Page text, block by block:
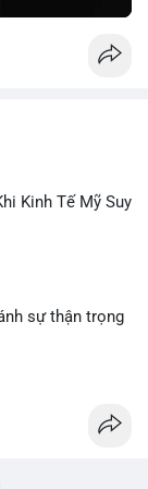
Kinh Tế Mỹ Suy
sự thận trọng